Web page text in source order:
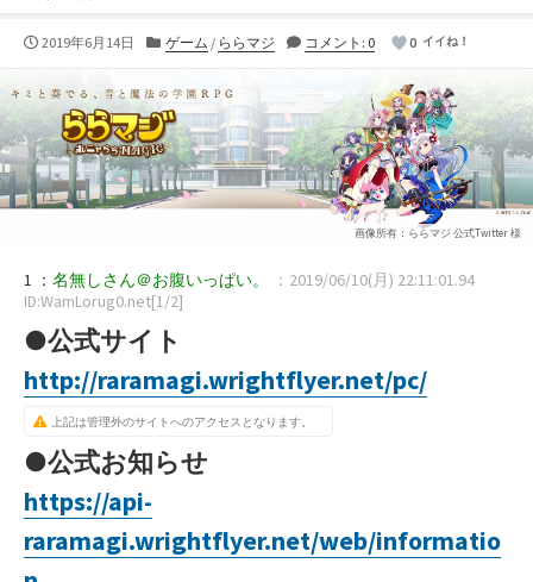
公
日
2019年6月14日
カ
ゴ
リ
ー
ゲーム / ららマジ コメント: 0 0 イイね！
画像所有：ららマジ 公式Twitter 様
1 ： 名無しさん＠お腹いっぱい。
：2019/06/10(月) 22:11:01.94
ID:WamLorug0.net[1/2]
●公式サイト
http://raramagi.wrightflyer.net/pc/
上記は管理外のサイトへのアクセスとなります。
●公式お知らせ
https://api-
raramagi.wrightflyer.net/web/informatio